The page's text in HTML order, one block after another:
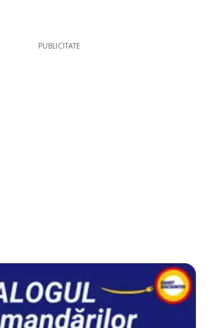
PUBLICITATE